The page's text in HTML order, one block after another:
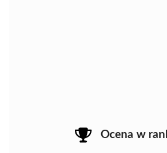
Ocena w